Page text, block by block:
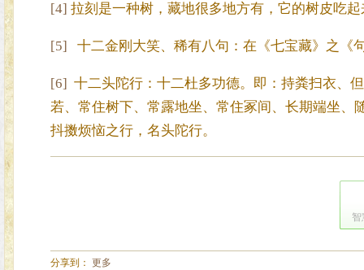
[4] 拉刻是一种树，藏地很多地方有，它的树皮吃
[5] 十二金刚大笑、稀有八句：在《七宝藏》之《
[6] 十二头陀行：十二杜多功德。即：持粪扫衣、
若、常住树下、常露地坐、常住冢间、长期端坐、
抖擞烦恼之行，名头陀行。
智
分享到： 更多